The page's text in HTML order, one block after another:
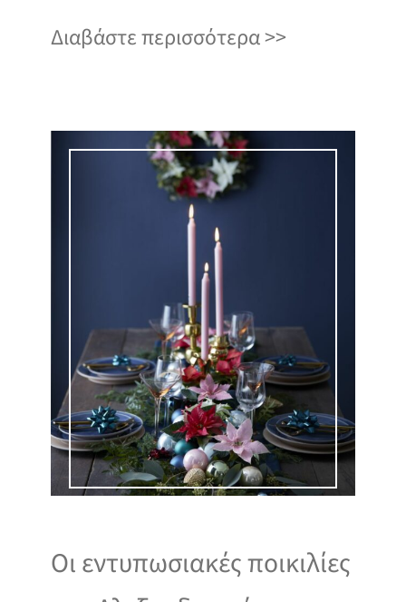
Διαβάστε περισσότερα
Οι εντυπωσιακές ποικιλίες